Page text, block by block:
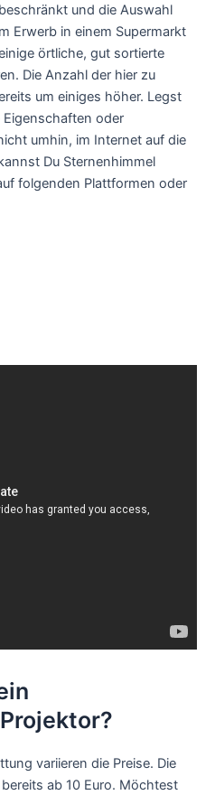
und die Auswahl
Erwerb in einem Supermarkt
örtliche, gut sortierte
Die Anzahl der hier zu
um einiges höher. Legst
Eigenschaften oder
umhin, im Internet auf die
Du Sternenhimmel
folgenden Plattformen oder
variieren die Preise. Die
ab 10 Euro. Möchtest